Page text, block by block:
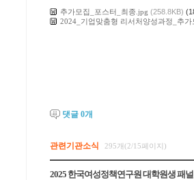
추가모집_포스터_최종.jpg (258.8KB)
2024_기업맞춤형 리서처양성과정_추
댓글 0개
관련기관소식 295개(2/15페이지)
2025 한국여성정책연구원 대학원생 패